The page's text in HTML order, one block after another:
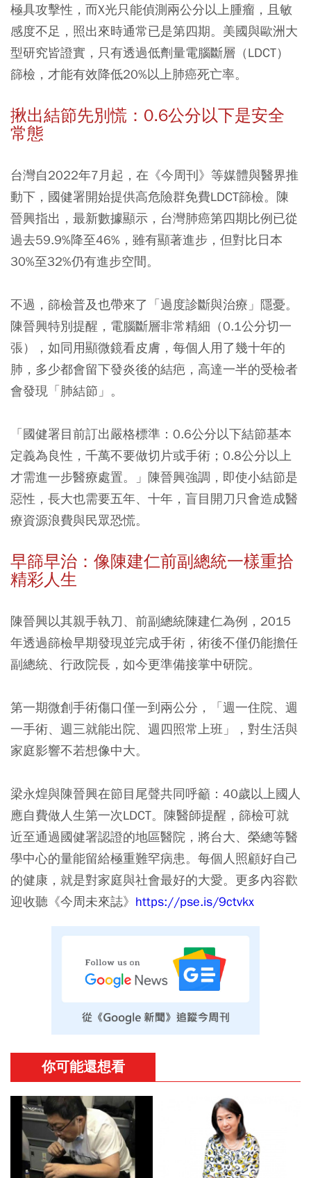
極具攻擊性，而X光只能偵測兩公分以上腫瘤，且敏
感度不足，照出來時通常已是第四期。美國與歐洲大
型研究皆證實，只有透過低劑量電腦斷層（LDCT）
篩檢，才能有效降低20%以上肺癌死亡率。
揪出結節先別慌：0.6公分以下是安全
常態
台灣自2022年7月起，在《今周刊》等媒體與醫界推
動下，國健署開始提供高危險群免費LDCT篩檢。陳
晉興指出，最新數據顯示，台灣肺癌第四期比例已從
過去59.9%降至46%，雖有顯著進步，但對比日本
30%至32%仍有進步空間。
不過，篩檢普及也帶來了「過度診斷與治療」隱憂。
陳晉興特別提醒，電腦斷層非常精細（0.1公分切一
張），如同用顯微鏡看皮膚，每個人用了幾十年的
肺，多少都會留下發炎後的結疤，高達一半的受檢者
會發現「肺結節」。
「國健署目前訂出嚴格標準： 0.6公分以下結節基本
定義為良性，千萬不要做切片或手術；0.8公分以上
才需進一步醫療處置。
」陳晉興強調，即使小結節是
惡性，長大也需要五年、十年，盲目開刀只會造成醫
療資源浪費與民眾恐慌。
早篩早治：像陳建仁前副總統一樣重拾
精彩人生
陳晉興以其親手執刀、前副總統陳建仁為例，2015
年透過篩檢早期發現並完成手術，術後不僅仍能擔任
副總統、行政院長，如今更準備接掌中研院。
第一期微創手術傷口僅一到兩公分，「週一住院、週
一手術、週三就能出院、週四照常上班」，對生活與
家庭影響不若想像中大。
梁永煌與陳晉興在節目尾聲共同呼籲：40歲以上國人
應自費做人生第一次LDCT。陳醫師提醒，篩檢可就
近至通過國健署認證的地區醫院，將台大、榮總等醫
學中心的量能留給極重難罕病患。每個人照顧好自己
的健康，就是對家庭與社會最好的大愛。更多內容歡
迎收聽《今周未來誌》 https://pse.is/9ctvkx